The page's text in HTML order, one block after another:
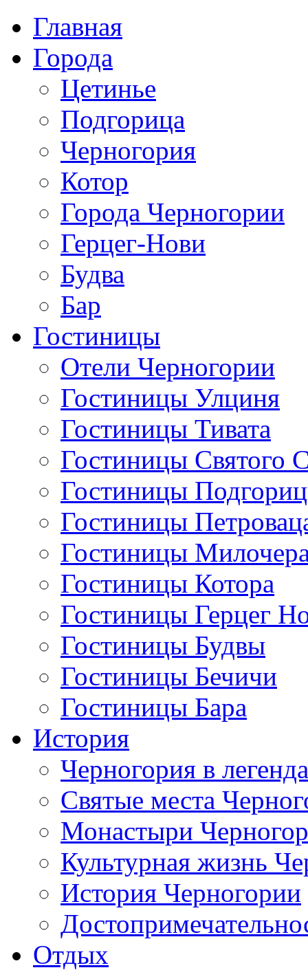
Главная
Города
Цетинье
Подгорица
Черногория
Котор
Города Черногории
Герцег-Нови
Будва
Бар
Гостиницы
Отели Черногории
Гостиницы Улциня
Гостиницы Тивата
Гостиницы Святого
Гостиницы
Гостиницы
Гостиницы
Гостиницы Котора
Гостиницы Герцег
Гостиницы Будвы
Гостиницы Бечичи
Гостиницы Бара
История
Черногория в
Святые места
Монастыри
Культурная жизнь
История Черногории
Отдых